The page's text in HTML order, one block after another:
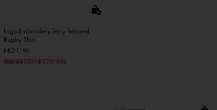
Logo Embroidery Terry Relaxed
Rugby Shirt
HKD 1190
購物滿$2000享$200折扣